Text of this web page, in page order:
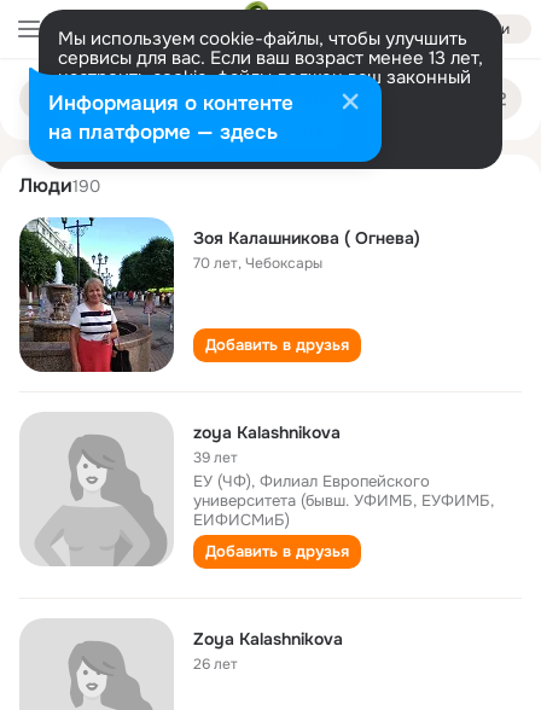
Войти
Мы используем cookie-файлы, чтобы улучшить
сервисы для вас. Если ваш возраст менее 13 лет,
настроить cookie-файлы должен ваш законный
представитель. Больше информации
Разрешить все Настроить
Поиск
людям
zoya kalashnikova
Люди190
Зоя Калашникова ( Огнева)
70 лет,Чебоксары
Добавить в друзья
zoya Kalashnikova
39 лет
ЕУ (ЧФ), Филиал Европейского
университета (бывш. УФИМБ, ЕУФИМБ,
ЕИФИСМиБ)
Добавить в друзья
Zoya Kalashnikova
26 лет
Информация о контенте
на платформе — здесь